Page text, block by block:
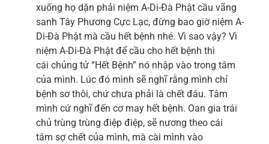
xuống họ dặn phải niệm A-Di-Đà Phật cầu vãng
sanh Tây Phương Cực Lạc, đừng bao giờ niệm A-
Di-Đà Phật mà cầu hết bệnh nhé. Vì sao vậy? Vì
niệm A-Di-Đà Phật để cầu cho hết bệnh thì
cái chủng tử “Hết Bệnh” nó nhập vào trong tâm
của mình. Lúc đó mình sẽ nghĩ rằng mình chỉ
bệnh sơ thôi, chứ chưa phải là chết đâu. Tâm
mình cứ nghĩ đến cơ may hết bệnh. Oan gia trái
chủ trùng trùng điệp điệp, sẽ nương theo cái
tâm sợ chết của mình, mà cài mình vào